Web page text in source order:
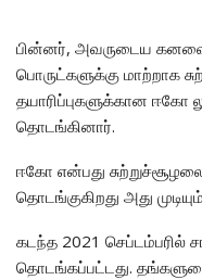
பின்னர், அவருடைய
பொருட்களுக்கு மாற்றாக
தயாரிப்புகளுக்கான
தொடங்கினார்.
ஈகோ என்பது
தொடங்குகிறது அது
கடந்த 2021 செப்டம்பரில்
தொடங்கப்பட்டது.